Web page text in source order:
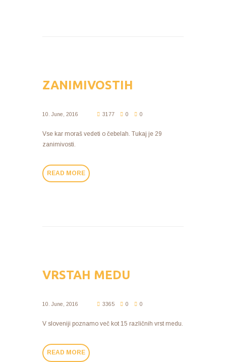
ZANIMIVOSTIH
10. June, 2016 3177 0 0
Vse kar moraš vedeti o čebelah. Tukaj je 29
zanimivosti.
READ MORE
VRSTAH MEDU
10. June, 2016 3365 0 0
V sloveniji poznamo več kot 15 različnih vrst medu.
READ MORE